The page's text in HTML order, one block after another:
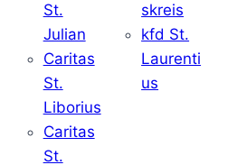
St.
Julian
Caritas
St.
Liborius
Caritas
St.
skreis
kfd St.
Laurenti
us